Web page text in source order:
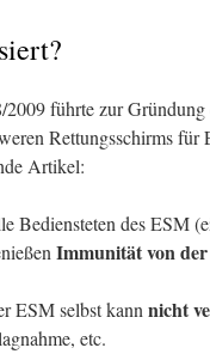
führte zur Gründung
Rettungsschirms
Artikel:
Bediensteten des ESM
Immunität von
ESM selbst kann nicht
etc.